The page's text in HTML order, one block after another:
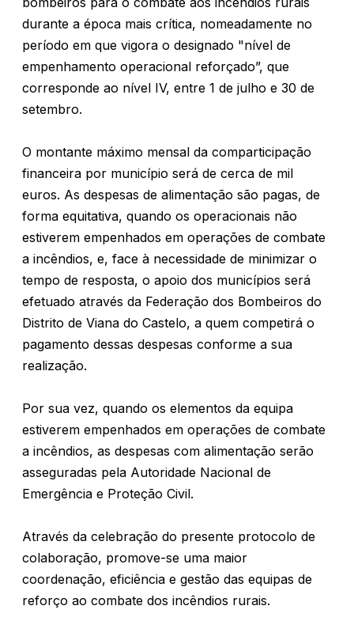
durante a época mais crítica, nomeadamente no
período em que vigora o designado "nível de
empenhamento operacional reforçado”, que
corresponde ao nível IV, entre 1 de julho e 30 de
setembro.
O montante máximo mensal da comparticipação
financeira por município será de cerca de mil
euros. As despesas de alimentação são pagas, de
forma equitativa, quando os operacionais não
estiverem empenhados em operações de combate
a incêndios, e, face à necessidade de minimizar o
tempo de resposta, o apoio dos municípios será
efetuado através da Federação dos Bombeiros do
Distrito de Viana do Castelo, a quem competirá o
pagamento dessas despesas conforme a sua
realização.
Por sua vez, quando os elementos da equipa
estiverem empenhados em operações de combate
a incêndios, as despesas com alimentação serão
asseguradas pela Autoridade Nacional de
Emergência e Proteção Civil.
Através da celebração do presente protocolo de
colaboração, promove-se uma maior
coordenação, eficiência e gestão das equipas de
reforço ao combate dos incêndios rurais.